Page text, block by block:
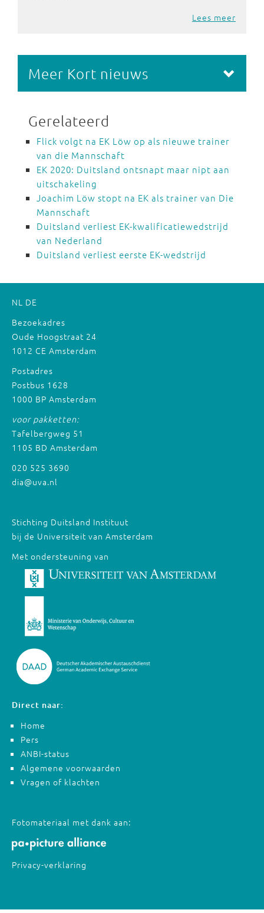
Lees meer
Meer Kort nieuws
Gerelateerd
Flick volgt na EK Löw op als nieuwe trainer
van die Mannschaft
EK 2020: Duitsland ontsnapt maar nipt aan
uitschakeling
Joachim Löw stopt na EK als trainer van Die
Mannschaft
Duitsland verliest EK-kwalificatiewedstrijd
van Nederland
Duitsland verliest eerste EK-wedstrijd
NL DE
Bezoekadres
Oude Hoogstraat 24
1012 CE Amsterdam
Postadres
Postbus 1628
1000 BP Amsterdam
voor pakketten:
Tafelbergweg 51
1105 BD Amsterdam
020 525 3690
dia@uva.nl
Stichting Duitsland Instituut
bij de Universiteit van Amsterdam
Met ondersteuning van
Direct naar:
Home
Pers
ANBI-status
Algemene voorwaarden
Vragen of klachten
Fotomateriaal met dank aan:
Privacy-verklaring